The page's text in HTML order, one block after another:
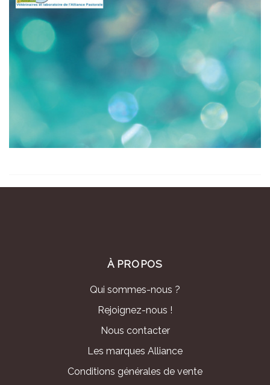
À PROPOS
Qui sommes-nous ?
Rejoignez-nous !
Nous contacter
Les marques Alliance
Conditions générales de vente